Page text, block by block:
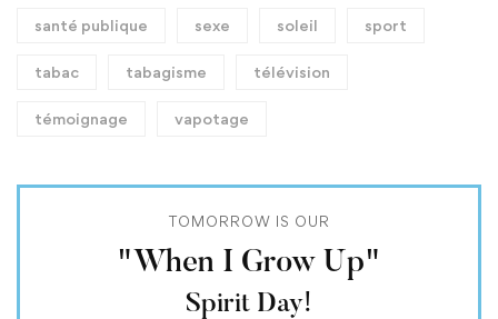
santé publique sexe soleil sport
tabac tabagisme télévision
témoignage vapotage
TOMORROW IS OUR
"When I Grow Up"
Spirit Day!